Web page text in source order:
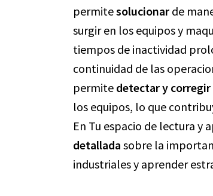
permitesolucionar de
surgir en los equipos y
tiempos de inactividad
continuidad de las
permite detectar y corregir
los equipos, lo que
En Tu espacio de lectura y
detallada sobre la
industriales y aprender